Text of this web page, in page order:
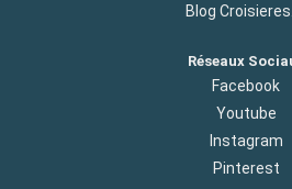
Blog
Réseaux
Facebook
Youtube
Instagram
Pinterest